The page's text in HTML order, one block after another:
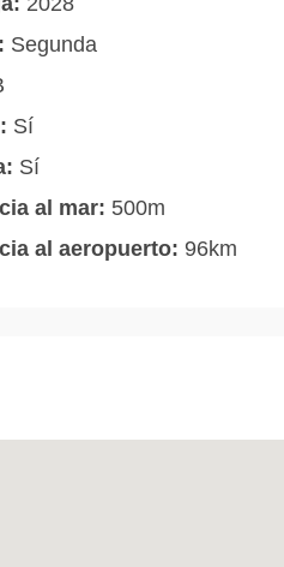
Segunda
Sí
Sí
al mar: 500m
al aeropuerto: 96km